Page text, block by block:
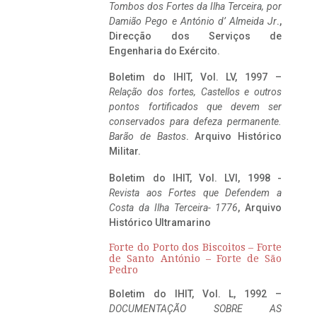
Tombos dos Fortes da Ilha Terceira, por
Damião Pego e António d’ Almeida Jr.,
Direcção dos Serviços de
Engenharia do Exército.
Boletim do IHIT, Vol. LV, 1997 –
Relação dos fortes, Castellos e outros
pontos fortificados que devem ser
conservados para defeza permanente.
Barão de Bastos. Arquivo Histórico
Militar.
Boletim do IHIT, Vol. LVI, 1998 -
Revista aos Fortes que Defendem a
Costa da Ilha Terceira- 1776, Arquivo
Histórico Ultramarino
Forte do Porto dos Biscoitos – Forte
de Santo António – Forte de São
Pedro
Boletim do IHIT, Vol. L, 1992 –
DOCUMENTAÇÃO SOBRE AS